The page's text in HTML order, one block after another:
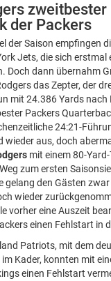
zweitbester
der Packers
der Saison empfingen
Jets, die sich erstmal
Doch dann übernahm
das Zepter, der
mit 24.386 Yards nach
Packers
24:21-
wieder aus, doch
mit einem 80-
zum ersten
gelang den Gästen
wieder
vorher eine Auszeit
einen Fehlstart in
Patriots, mit dem
Kader, konnten mit
einen Fehlstart